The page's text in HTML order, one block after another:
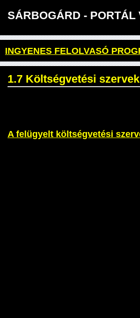
SÁRBOGÁRD -
INGYENES FELOLVASÓ
1.7 Költségvetési szervek
A felügyelt költségvetési